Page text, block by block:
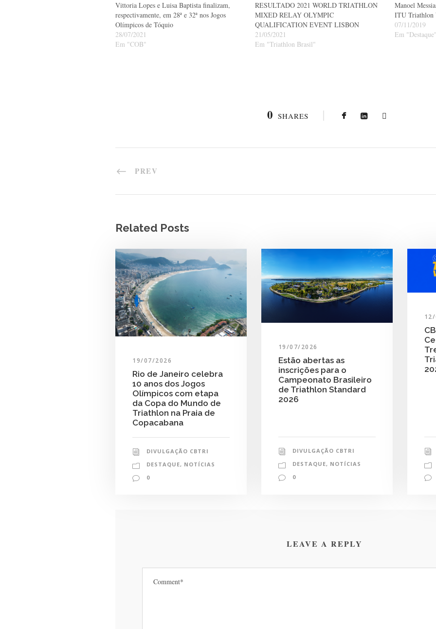
Vittoria Lopes e Luisa Baptista finalizam,
respectivamente, em 28ª e 32ª nos Jogos
Olímpicos de Tóquio
28/07/2021
Em "COB"
RESULTADO 2021 WORLD TRIATHLON
MIXED RELAY OLYMPIC
QUALIFICATION EVENT LISBON
21/05/2021
Em "Triathlon Brasil"
Manoel
ITU Triathlon
07/11/2019
Em
0 SHARES
PREV
Related Posts
19/07/2026
Rio de Janeiro celebra
10 anos dos Jogos
Olímpicos com etapa
da Copa do Mundo de
Triathlon na Praia de
Copacabana
DIVULGAÇÃO CBTRI
DESTAQUE, NOTÍCIAS
0
19/07/2026
Estão abertas as
inscrições para o
Campeonato Brasileiro
de Triathlon Standard
2026
DIVULGAÇÃO CBTRI
DESTAQUE, NOTÍCIAS
0
LEAVE A REPLY